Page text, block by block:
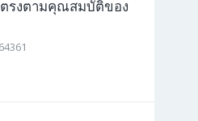
ตรงตามคุณสมบัติของ
64361